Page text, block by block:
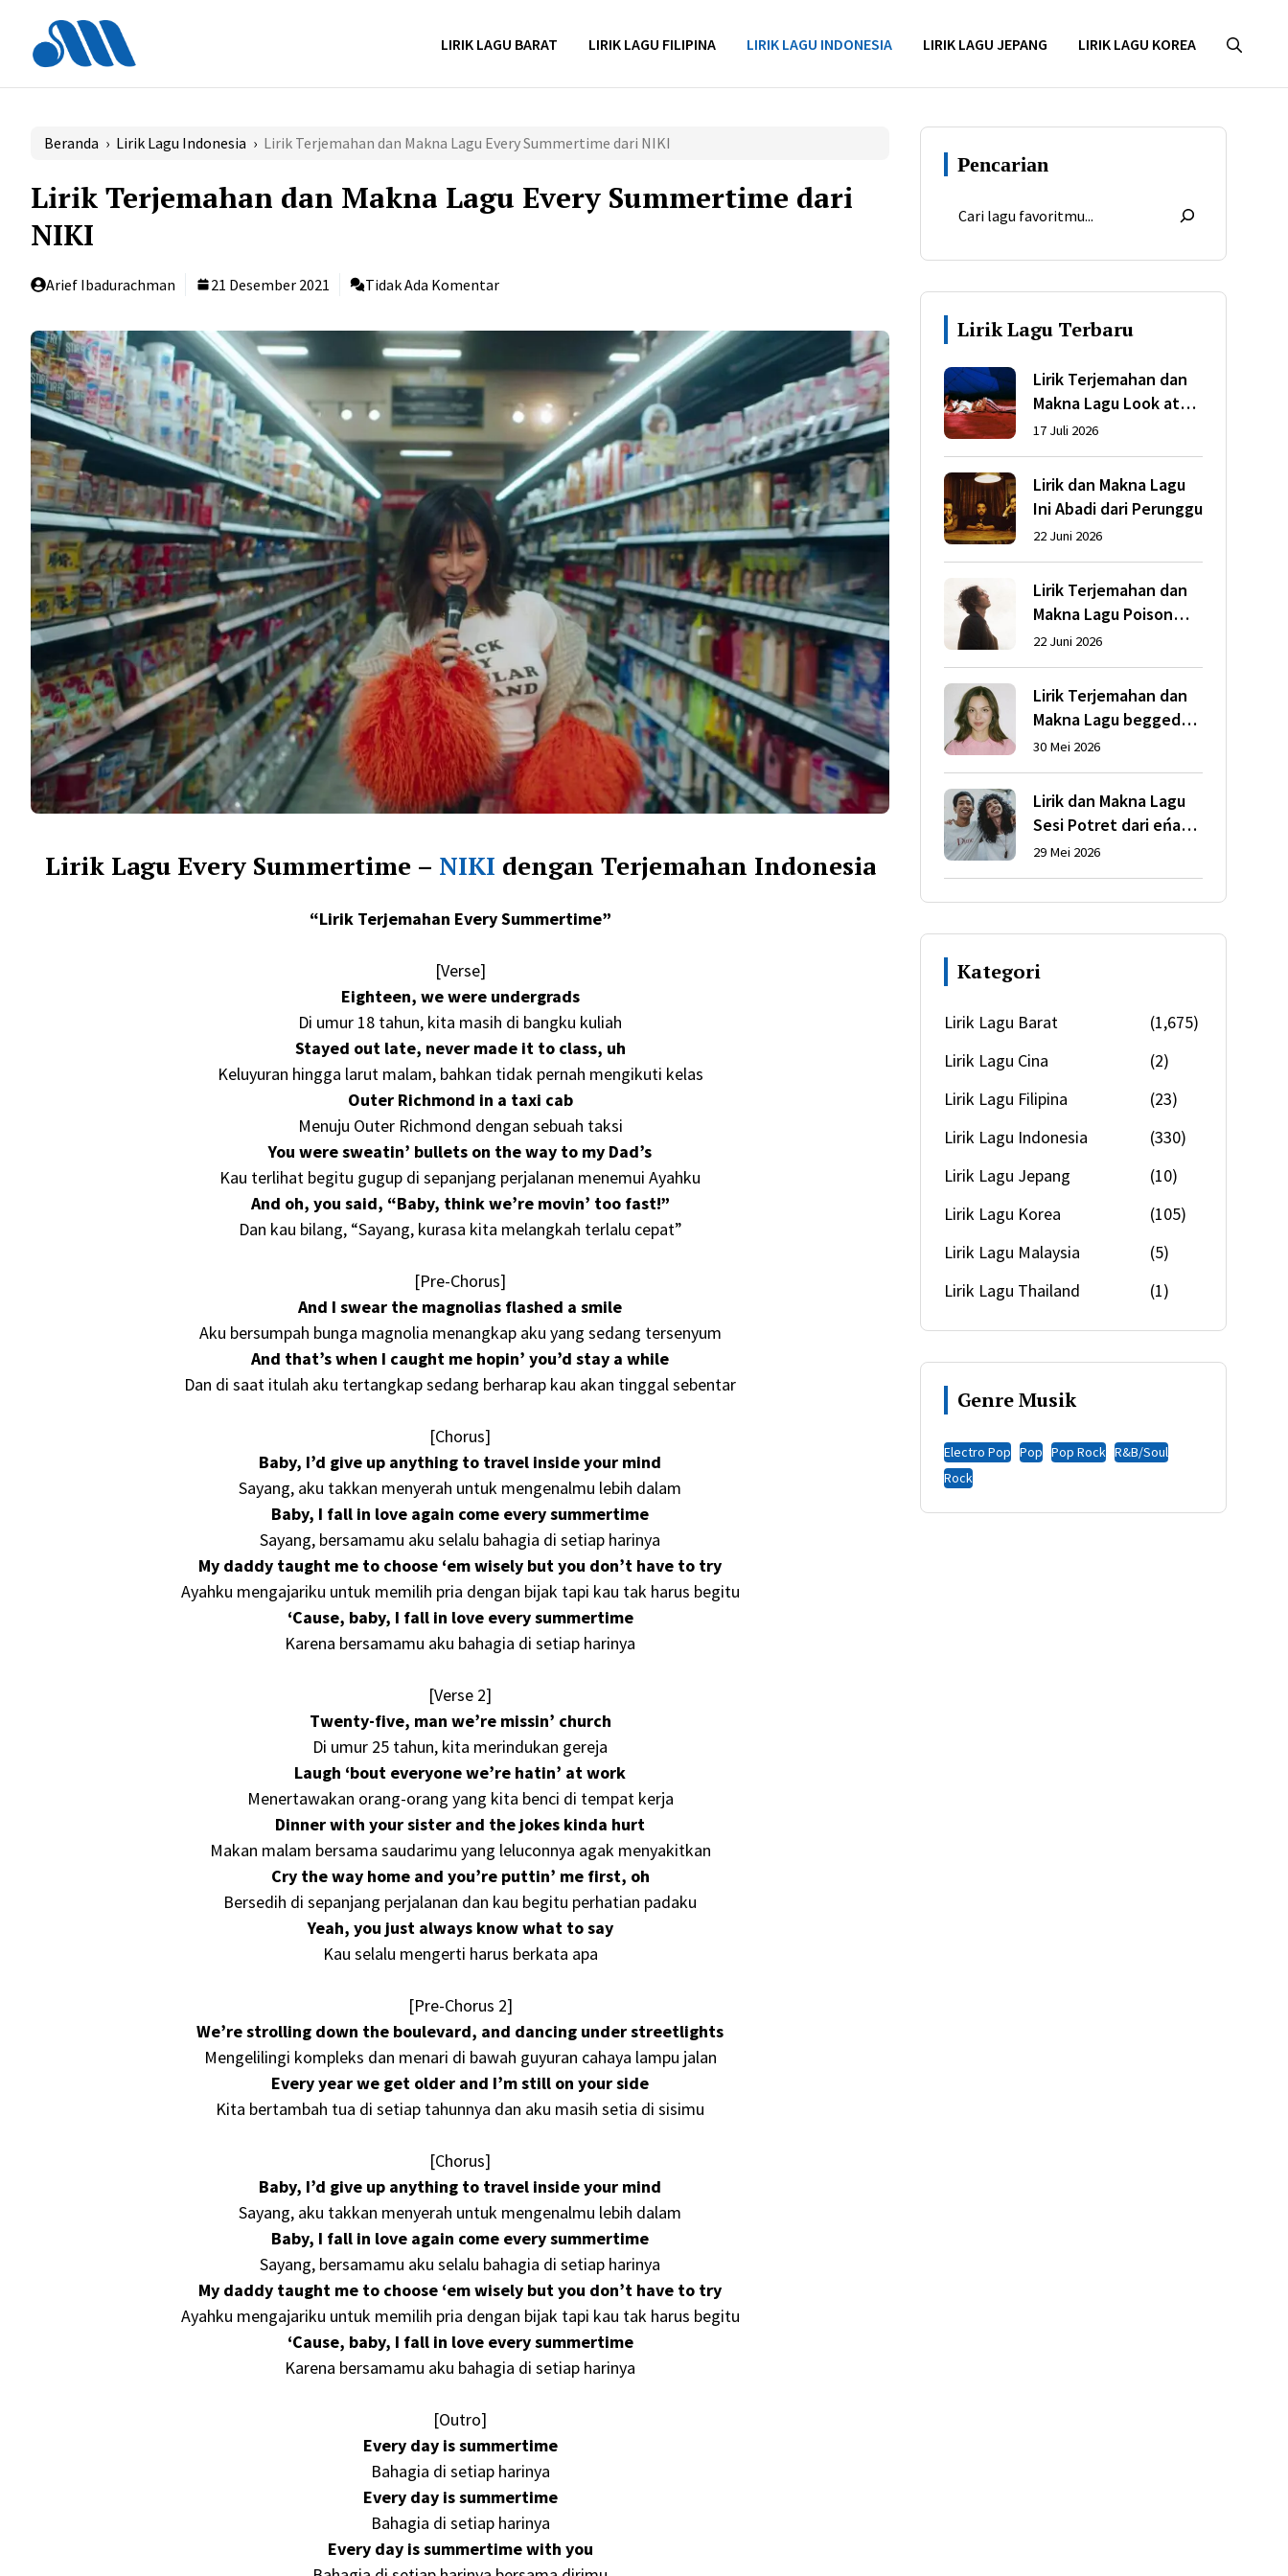
LIRIK LAGU BARAT LIRIK LAGU FILIPINA LIRIK LAGU INDONESIA LIRIK LAGU JEPANG LIRIK LAGU KOREA
Beranda › Lirik Lagu Indonesia › Lirik Terjemahan dan Makna Lagu Every Summertime dari NIKI
Lirik Terjemahan dan Makna Lagu Every Summertime dari
NIKI
Arief Ibadurachman 21 Desember 2021 Tidak Ada Komentar
Lirik Lagu Every Summertime – NIKI dengan Terjemahan Indonesia
“Lirik Terjemahan Every Summertime”
[Verse]
Eighteen, we were undergrads
Di umur 18 tahun, kita masih di bangku kuliah
Stayed out late, never made it to class, uh
Keluyuran hingga larut malam, bahkan tidak pernah mengikuti kelas
Outer Richmond in a taxi cab
Menuju Outer Richmond dengan sebuah taksi
You were sweatin’ bullets on the way to my Dad’s
Kau terlihat begitu gugup di sepanjang perjalanan menemui Ayahku
And oh, you said, “Baby, think we’re movin’ too fast!”
Dan kau bilang, “Sayang, kurasa kita melangkah terlalu cepat”
[Pre-Chorus]
And I swear the magnolias flashed a smile
Aku bersumpah bunga magnolia menangkap aku yang sedang tersenyum
And that’s when I caught me hopin’ you’d stay a while
Dan di saat itulah aku tertangkap sedang berharap kau akan tinggal sebentar
[Chorus]
Baby, I’d give up anything to travel inside your mind
Sayang, aku takkan menyerah untuk mengenalmu lebih dalam
Baby, I fall in love again come every summertime
Sayang, bersamamu aku selalu bahagia di setiap harinya
My daddy taught me to choose ‘em wisely but you don’t have to try
Ayahku mengajariku untuk memilih pria dengan bijak tapi kau tak harus begitu
‘Cause, baby, I fall in lovе every summertimе
Karena bersamamu aku bahagia di setiap harinya
[Verse 2]
Twenty-five, man we’re missin’ church
Di umur 25 tahun, kita merindukan gereja
Laugh ‘bout everyone we’re hatin’ at work
Menertawakan orang-orang yang kita benci di tempat kerja
Dinner with your sister and the jokes kinda hurt
Makan malam bersama saudarimu yang leluconnya agak menyakitkan
Cry the way home and you’re puttin’ me first, oh
Bersedih di sepanjang perjalanan dan kau begitu perhatian padaku
Yeah, you just always know what to say
Kau selalu mengerti harus berkata apa
[Pre-Chorus 2]
We’re strolling down the boulevard, and dancing under streetlights
Mengelilingi kompleks dan menari di bawah guyuran cahaya lampu jalan
Every year we get older and I’m still on your side
Kita bertambah tua di setiap tahunnya dan aku masih setia di sisimu
[Chorus]
Baby, I’d give up anything to travel inside your mind
Sayang, aku takkan menyerah untuk mengenalmu lebih dalam
Baby, I fall in love again come every summertime
Sayang, bersamamu aku selalu bahagia di setiap harinya
My daddy taught me to choose ‘em wisely but you don’t have to try
Ayahku mengajariku untuk memilih pria dengan bijak tapi kau tak harus begitu
‘Cause, baby, I fall in lovе every summertimе
Karena bersamamu aku bahagia di setiap harinya
[Outro]
Every day is summertime
Bahagia di setiap harinya
Every day is summertime
Bahagia di setiap harinya
Every day is summertime with you
Pencarian
Lirik Lagu Terbaru
Lirik Terjemahan dan
Makna Lagu Look at
My Life dari Gracie
Abrams
17 Juli 2026
Lirik dan Makna Lagu
Ini Abadi dari Perunggu
22 Juni 2026
Lirik Terjemahan dan
Makna Lagu Poison
dari Dean Lewis
22 Juni 2026
Lirik Terjemahan dan
Makna Lagu begged
dari Olivia Rodrigo
30 Mei 2026
Lirik dan Makna Lagu
Sesi Potret dari eńau
feat. Ari Lesmana
29 Mei 2026
Kategori
Lirik Lagu Barat
(1,675)
Lirik Lagu Cina
(2)
Lirik Lagu Filipina
(23)
Lirik Lagu Indonesia
(330)
Lirik Lagu Jepang
(10)
Lirik Lagu Korea
(105)
Lirik Lagu Malaysia
(5)
Lirik Lagu Thailand
(1)
Genre Musik
Electro Pop Pop Pop Rock R&B/Soul
Rock